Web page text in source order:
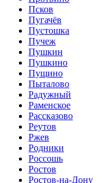
Псков
Пугачёв
Пустошка
Пучеж
Пушкин
Пушкино
Пущино
Пыталово
Радужный
Раменское
Рассказово
Реутов
Ржев
Родники
Россошь
Ростов
Ростов-на-Дону